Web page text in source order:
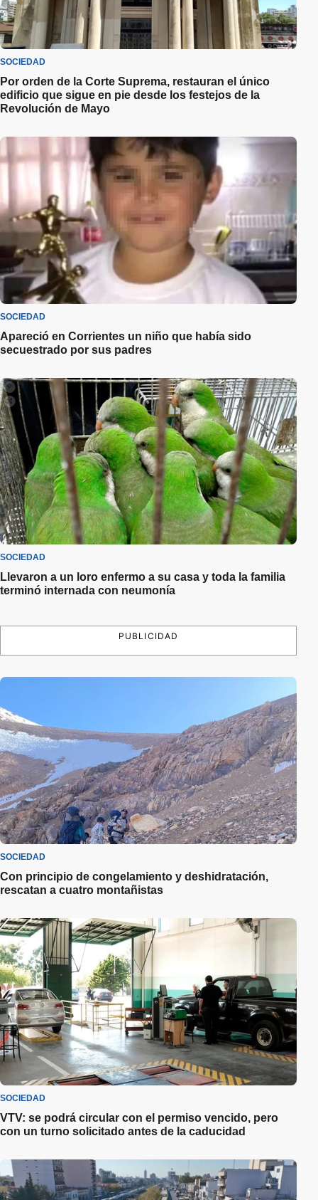
SOCIEDAD
Por orden de la Corte Suprema, restauran el único
edificio que sigue en pie desde los festejos de la
Revolución de Mayo
SOCIEDAD
Apareció en Corrientes un niño que había sido
secuestrado por sus padres
SOCIEDAD
Llevaron a un loro enfermo a su casa y toda la familia
terminó internada con neumonía
PUBLICIDAD
SOCIEDAD
Con principio de congelamiento y deshidratación,
rescatan a cuatro montañistas
SOCIEDAD
VTV: se podrá circular con el permiso vencido, pero
con un turno solicitado antes de la caducidad